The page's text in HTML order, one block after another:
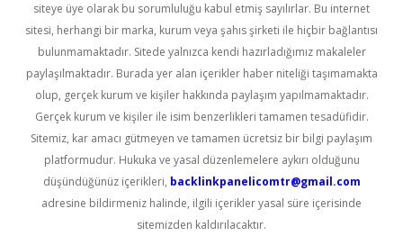
siteye üye olarak bu sorumluluğu kabul etmiş sayılırlar. Bu internet
sitesi, herhangi bir marka, kurum veya şahıs şirketi ile hiçbir bağlantısı
bulunmamaktadır. Sitede yalnızca kendi hazırladığımız makaleler
paylaşılmaktadır. Burada yer alan içerikler haber niteliği taşımamakta
olup, gerçek kurum ve kişiler hakkında paylaşım yapılmamaktadır.
Gerçek kurum ve kişiler ile isim benzerlikleri tamamen tesadüfidir.
Sitemiz, kar amacı gütmeyen ve tamamen ücretsiz bir bilgi paylaşım
platformudur. Hukuka ve yasal düzenlemelere aykırı olduğunu
düşündüğünüz içerikleri, backlinkpanelicomtr@gmail.com
adresine bildirmeniz halinde, ilgili içerikler yasal süre içerisinde
sitemizden kaldırılacaktır.